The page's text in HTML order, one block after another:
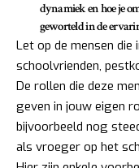
dynamiek en hoe je
geworteld in de
Let op de mensen die
schoolvrienden,
De rollen die deze
geven in jouw eigen
bijvoorbeeld nog
als vroeger op het